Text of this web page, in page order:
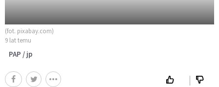
(fot. pixabay.com)
9 lat temu
PAP / jp